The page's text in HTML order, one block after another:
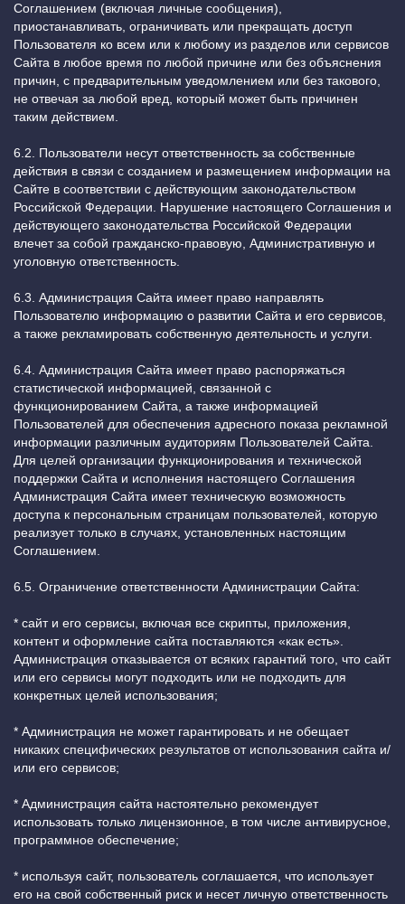
Соглашением (включая личные сообщения),
приостанавливать, ограничивать или прекращать доступ
Пользователя ко всем или к любому из разделов или сервисов
Сайта в любое время по любой причине или без объяснения
причин, с предварительным уведомлением или без такового,
не отвечая за любой вред, который может быть причинен
таким действием.
6.2. Пользователи несут ответственность за собственные
действия в связи с созданием и размещением информации на
Сайте в соответствии с действующим законодательством
Российской Федерации. Нарушение настоящего Соглашения и
действующего законодательства Российской Федерации
влечет за собой гражданско-правовую, Административную и
уголовную ответственность.
6.3. Администрация Сайта имеет право направлять
Пользователю информацию о развитии Сайта и его сервисов,
а также рекламировать собственную деятельность и услуги.
6.4. Администрация Сайта имеет право распоряжаться
статистической информацией, связанной с
функционированием Сайта, а также информацией
Пользователей для обеспечения адресного показа рекламной
информации различным аудиториям Пользователей Сайта.
Для целей организации функционирования и технической
поддержки Сайта и исполнения настоящего Соглашения
Администрация Сайта имеет техническую возможность
доступа к персональным страницам пользователей, которую
реализует только в случаях, установленных настоящим
Соглашением.
6.5. Ограничение ответственности Администрации Сайта:
* сайт и его сервисы, включая все скрипты, приложения,
контент и оформление сайта поставляются «как есть».
Администрация отказывается от всяких гарантий того, что сайт
или его сервисы могут подходить или не подходить для
конкретных целей использования;
* Администрация не может гарантировать и не обещает
никаких специфических результатов от использования сайта и/
или его сервисов;
* Администрация сайта настоятельно рекомендует
использовать только лицензионное, в том числе антивирусное,
программное обеспечение;
* используя сайт, пользователь соглашается, что использует
его на свой собственный риск и несет личную ответственность